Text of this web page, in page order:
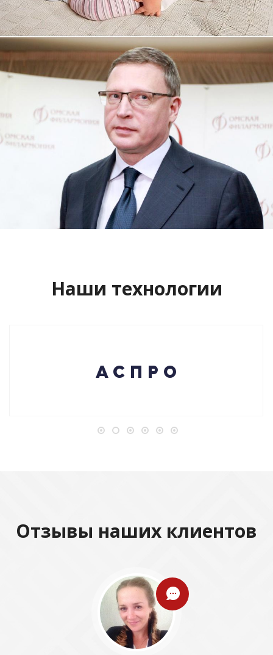
Сайт кандидата в губернаторы
Буркова Александра Леонидовича
Смотреть проект
Наши технологии
Отзывы наших клиентов